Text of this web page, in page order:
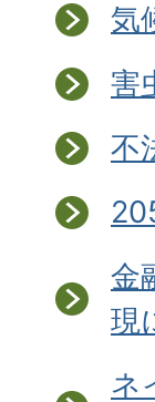
気
害
不
金
現
ネ